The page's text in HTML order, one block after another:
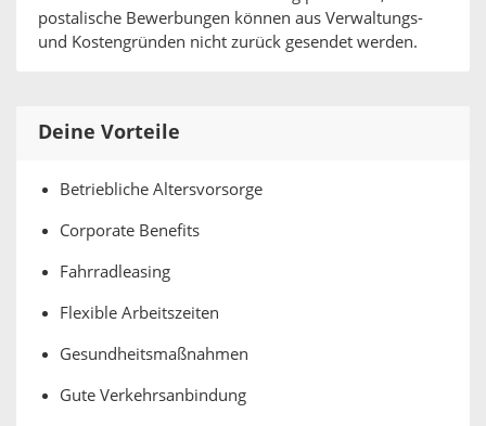
postalische Bewerbungen können aus Verwaltungs-
und Kostengründen nicht zurück gesendet werden.
Deine Vorteile
Betriebliche Altersvorsorge
Corporate Benefits
Fahrradleasing
Flexible Arbeitszeiten
Gesundheitsmaßnahmen
Gute Verkehrsanbindung